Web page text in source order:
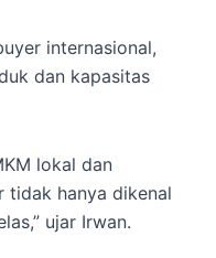
internasional,
dan kapasitas
lokal dan
tidak hanya dikenal
ujar Irwan.